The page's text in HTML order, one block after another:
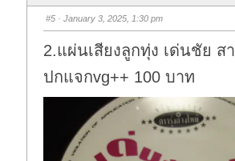
d
o
n
.
u
p
#5 · January 3, 2025, 1:30 pm
2.แผ่นเสียงลูกทุ่ง เด่นชัย ส
ปกแจกvg++ 100 บาท